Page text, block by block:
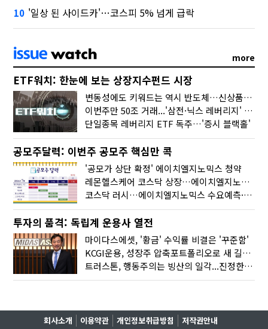
10 '일상 된 사이드카'…코스피 5% 넘게 급락
more
ETF워치: 한눈에 보는 상장지수펀드 시장
변동성에도 키워드는 역시 반도체…신상품은 우주·방산
이번주만 50조 거래...'삼전·닉스 레버리지' 수익률은 -30%
단일종목 레버리지 ETF 독주…'증시 블랙홀'
공모주달력: 이번주 공모주 핵심만 콕
'공모가 상단 확정' 에이치엘지노믹스 청약
레몬헬스케어 코스닥 상장…에이치엘지노믹스 수요예측
코스닥 러시…에이치엘지노믹스 수요예측·레메디 청약
투자의 품격: 독립계 운용사 열전
마이다스에셋, '황금' 수익률 비결은 '꾸준함'
KCGI운용, 성장주 압축포트폴리오로 새 길을 그리다
트러스톤, 행동주의는 빙산의 일각...진정한 힘은 '주식형 강자'
회사소개 이용약관 개인정보취급방침 저작권안내